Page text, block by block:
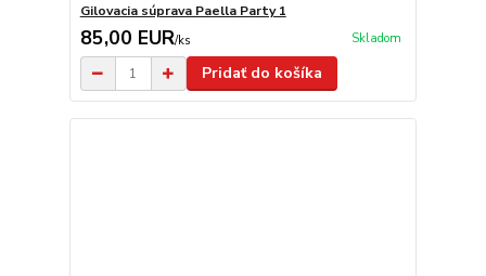
Gilovacia súprava Paella Party 1
85,00 EUR/ks Skladom
Pridať do košíka